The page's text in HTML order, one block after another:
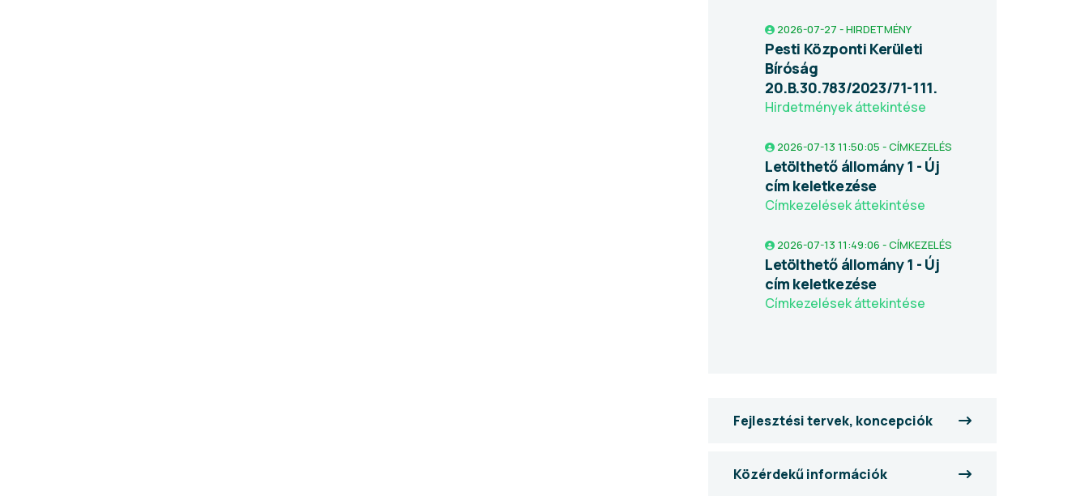
2026-07-27 - HIRDETMÉNY
Pesti Központi Kerületi
Bíróság
20.B.30.783/2023/71-111.
Hirdetmények áttekintése
2026-07-13 11:50:05 - CÍMKEZELÉS
Letölthető állomány 1 - Új
cím keletkezése
Címkezelések áttekintése
2026-07-13 11:49:06 - CÍMKEZELÉS
Letölthető állomány 1 - Új
cím keletkezése
Címkezelések áttekintése
Fejlesztési tervek, koncepciók
Közérdekű információk